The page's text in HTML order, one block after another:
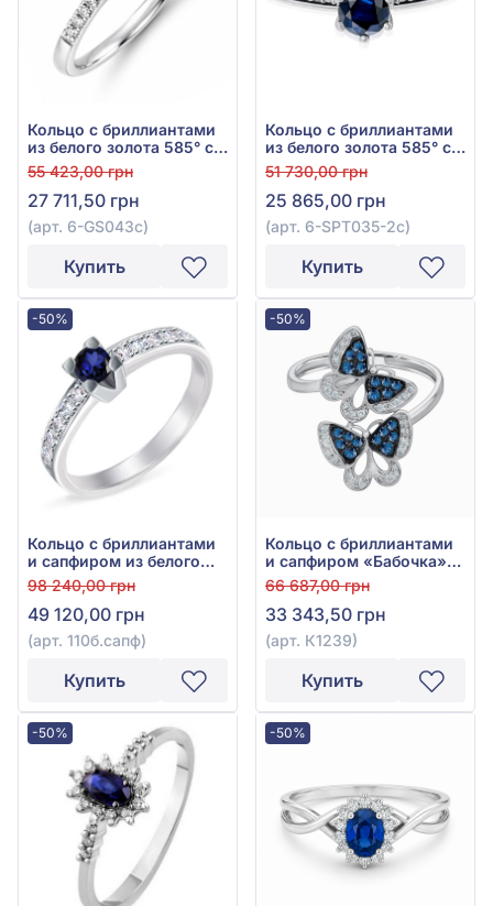
Кольцо с бриллиантами
из белого золота 585° с
синим сапфиром 0,13ct и
бриллиантом 0,03ct, арт.
6-GS043с
55 423,00 грн
27 711,50 грн
(арт. 6-GS043с)
Купить
Кольцо с бриллиантами
из белого золота 585° с
синим сапфиром 0,36ct
и бриллиантом 0,048ct,
арт. 6-SPT035-2c
51 730,00 грн
25 865,00 грн
(арт. 6-SPT035-2c)
Купить
-50%
Кольцо с бриллиантами
и сапфиром из белого
золота 585°, бриллиант
0,308ct, сапфир 0,185ct,
арт. 110б.сапф
98 240,00 грн
49 120,00 грн
(арт. 110б.сапф)
Купить
-50%
Кольцо с бриллиантами
и сапфиром «Бабочка»
из белого золота 585°,
арт. К1239
66 687,00 грн
33 343,50 грн
(арт. К1239)
Купить
-50% -50%